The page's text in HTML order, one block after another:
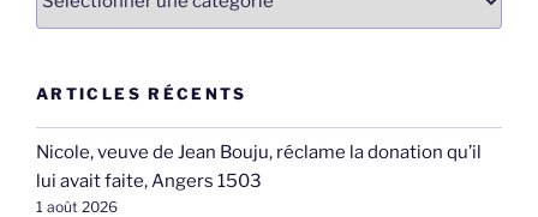
ARTICLES RÉCENTS
Nicole, veuve de Jean Bouju, réclame la donation qu’il
lui avait faite, Angers 1503
1 août 2026